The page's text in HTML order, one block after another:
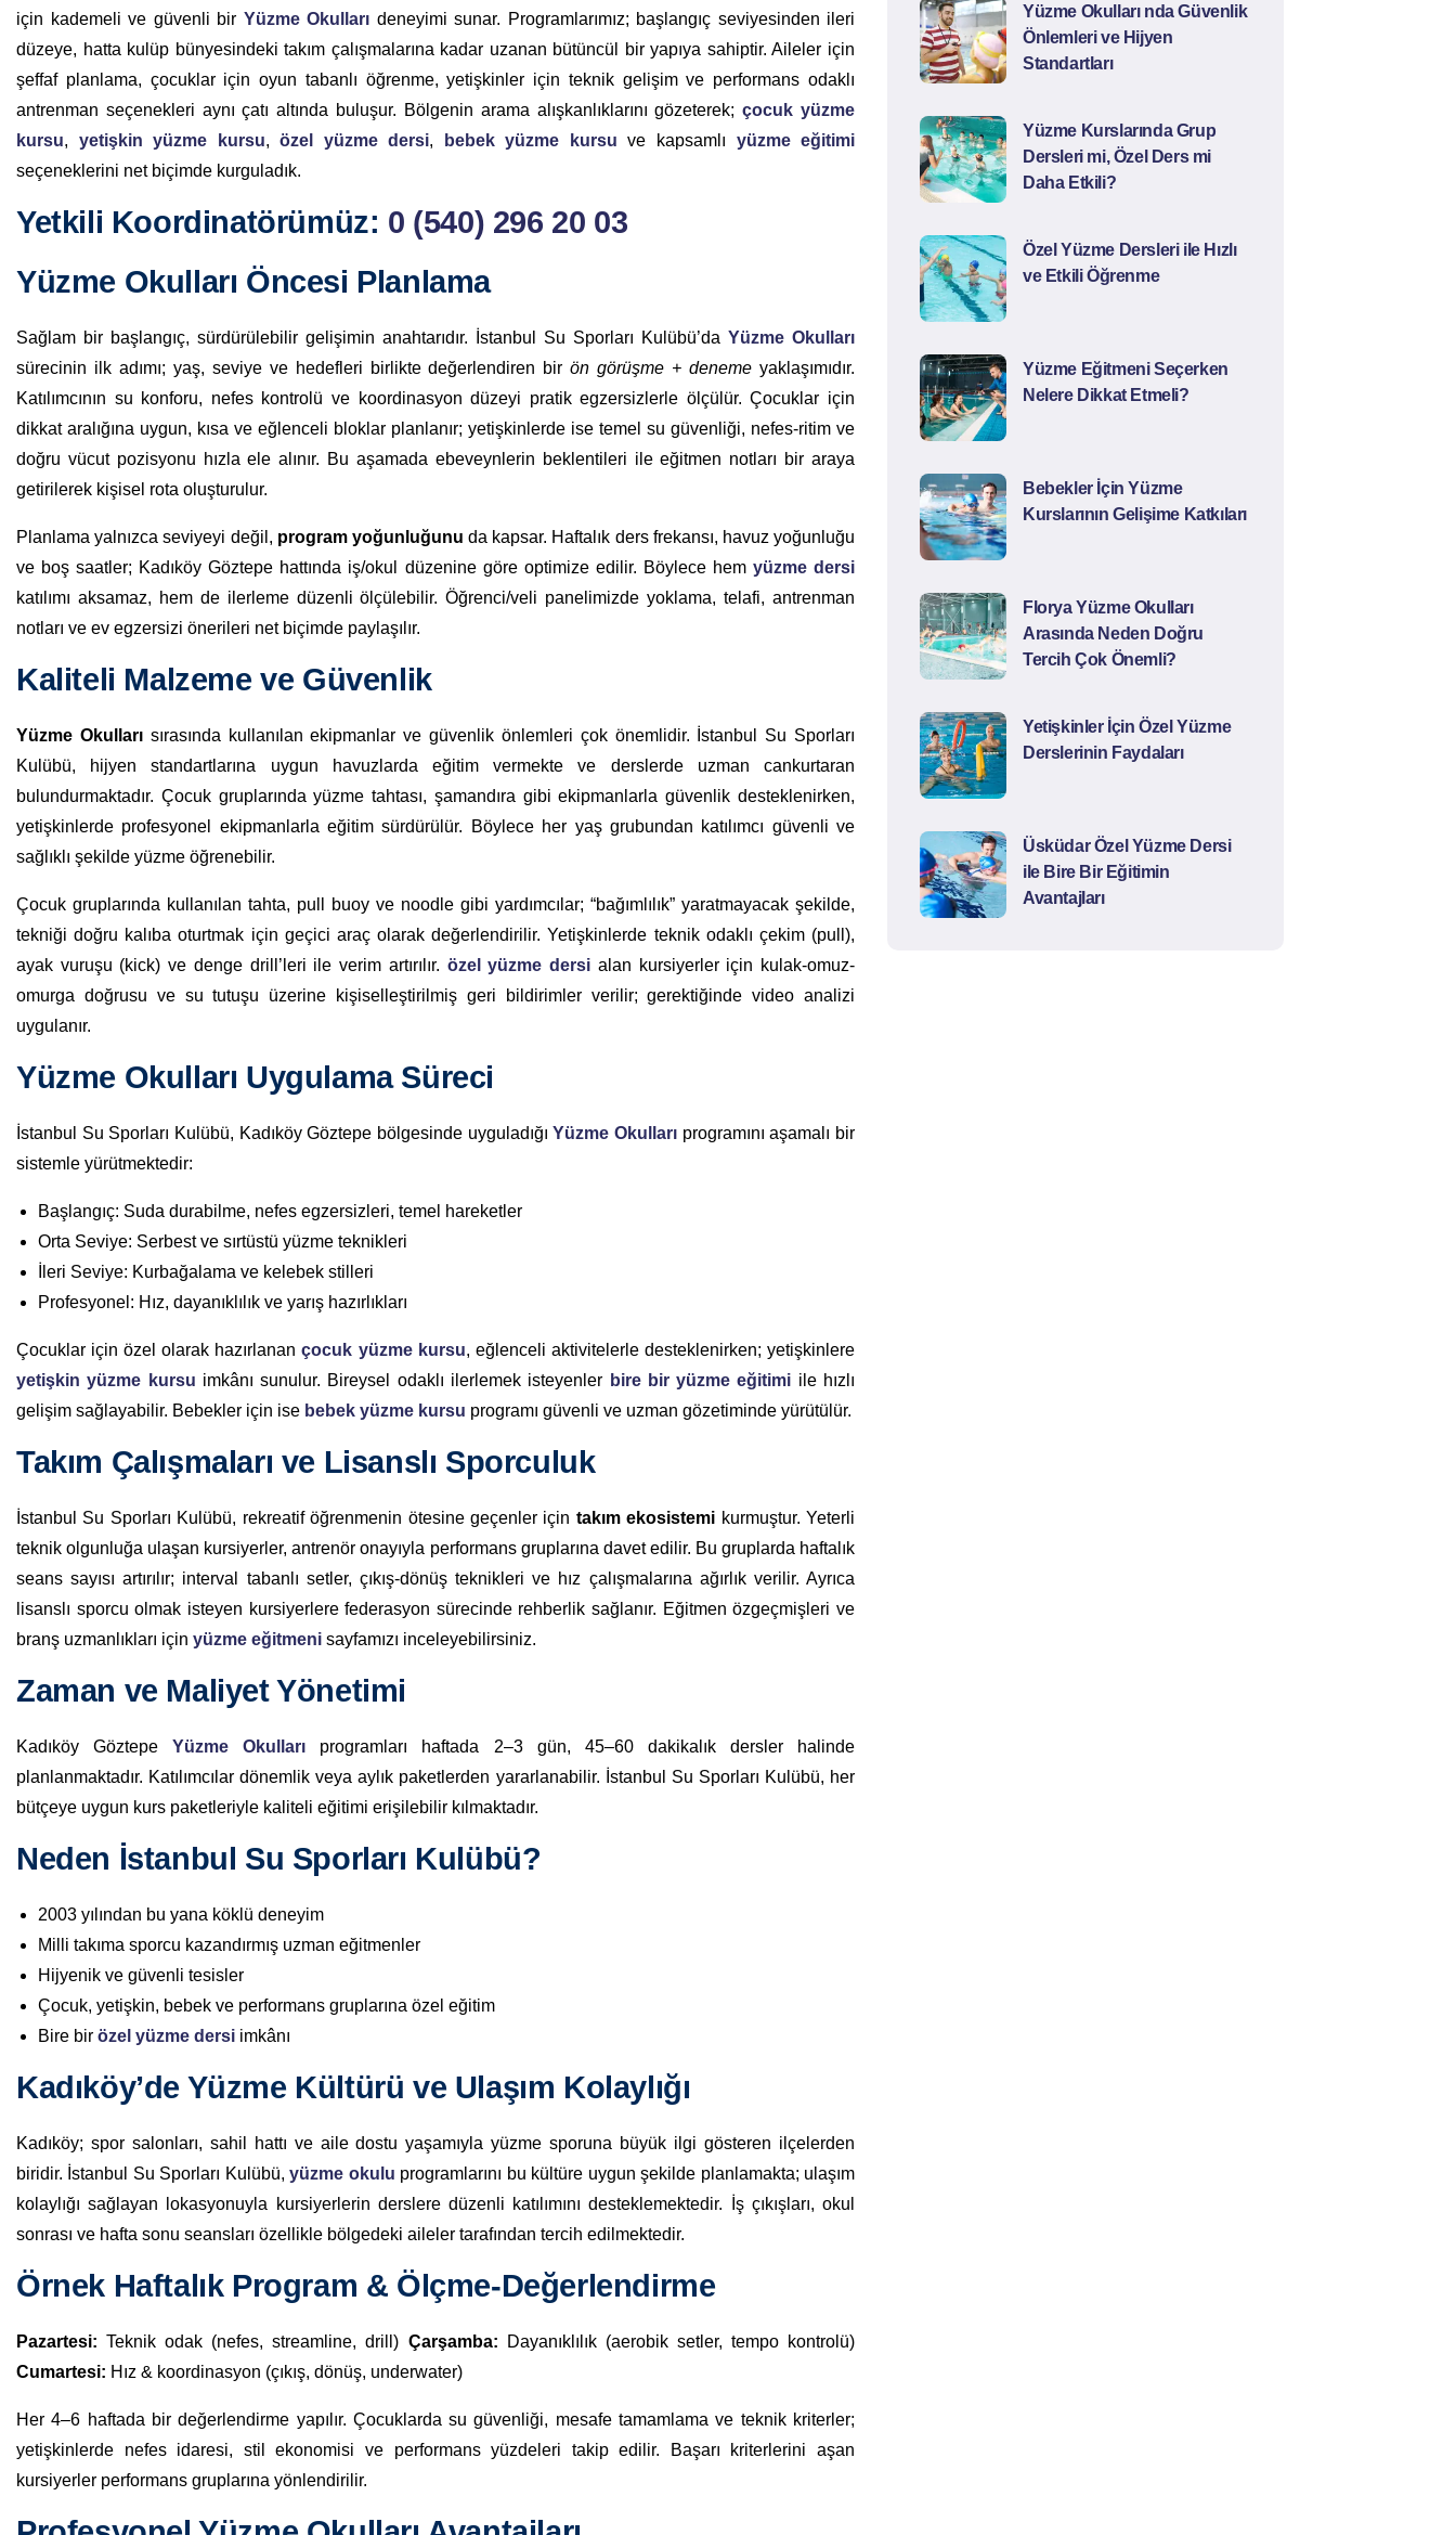
için kademeli ve güvenli bir Yüzme Okulları deneyimi sunar. Programlarımız; başlangıç seviyesinden ileri
düzeye, hatta kulüp bünyesindeki takım çalışmalarına kadar uzanan bütüncül bir yapıya sahiptir. Aileler için
şeffaf planlama, çocuklar için oyun tabanlı öğrenme, yetişkinler için teknik gelişim ve performans odaklı
antrenman seçenekleri aynı çatı altında buluşur. Bölgenin arama alışkanlıklarını gözeterek;çocuk yüzme
kursu, yetişkin yüzme kursu,özel yüzme dersi, bebek yüzme kursu ve kapsamlı yüzme eğitimi
seçeneklerini net biçimde kurguladık.
Yetkili Koordinatörümüz: 0 (540) 296 20 03
Yüzme Okulları Öncesi Planlama
Sağlam bir başlangıç, sürdürülebilir gelişimin anahtarıdır. İstanbul Su Sporları Kulübü’da Yüzme Okulları
sürecinin ilk adımı; yaş, seviye ve hedefleri birlikte değerlendiren birön görüşme + deneme yaklaşımıdır.
Katılımcının su konforu, nefes kontrolü ve koordinasyon düzeyi pratik egzersizlerle ölçülür. Çocuklar için
dikkat aralığına uygun, kısa ve eğlenceli bloklar planlanır; yetişkinlerde ise temel su güvenliği, nefes-ritim ve
doğru vücut pozisyonu hızla ele alınır. Bu aşamada ebeveynlerin beklentileri ile eğitmen notları bir araya
getirilerek kişisel rota oluşturulur.
Planlama yalnızca seviyeyi değil, program yoğunluğunu da kapsar. Haftalık ders frekansı, havuz yoğunluğu
ve boş saatler; Kadıköy Göztepe hattında iş/okul düzenine göre optimize edilir. Böylece hem yüzme dersi
katılımı aksamaz, hem de ilerleme düzenli ölçülebilir. Öğrenci/veli panelimizde yoklama, telafi, antrenman
notları ve ev egzersizi önerileri net biçimde paylaşılır.
Kaliteli Malzeme ve Güvenlik
Yüzme Okullarısırasında kullanılan ekipmanlar ve güvenlik önlemleri çok önemlidir. İstanbul Su Sporları
Kulübü, hijyen standartlarına uygun havuzlarda eğitim vermekte ve derslerde uzman cankurtaran
bulundurmaktadır. Çocuk gruplarında yüzme tahtası, şamandıra gibi ekipmanlarla güvenlik desteklenirken,
yetişkinlerde profesyonel ekipmanlarla eğitim sürdürülür. Böylece her yaş grubundan katılımcı güvenli ve
sağlıklı şekilde yüzme öğrenebilir.
Çocuk gruplarında kullanılan tahta, pull buoy ve noodle gibi yardımcılar; “bağımlılık” yaratmayacak şekilde,
tekniği doğru kalıba oturtmak için geçici araç olarak değerlendirilir. Yetişkinlerde teknik odaklı çekim (pull),
ayak vuruşu (kick) ve denge drill’leri ile verim artırılır. özel yüzme dersi alan kursiyerler için kulak-omuz-
omurga doğrusu ve su tutuşu üzerine kişiselleştirilmiş geri bildirimler verilir; gerektiğinde video analizi
uygulanır.
Yüzme Okulları Uygulama Süreci
İstanbul Su Sporları Kulübü, Kadıköy Göztepe bölgesinde uyguladığıYüzme Okulları programını aşamalı bir
sistemle yürütmektedir:
Başlangıç: Suda durabilme, nefes egzersizleri, temel hareketler
Orta Seviye: Serbest ve sırtüstü yüzme teknikleri
İleri Seviye: Kurbağalama ve kelebek stilleri
Profesyonel: Hız, dayanıklılık ve yarış hazırlıkları
Çocuklar için özel olarak hazırlanançocuk yüzme kursu, eğlenceli aktivitelerle desteklenirken; yetişkinlere
yetişkin yüzme kursu imkânı sunulur. Bireysel odaklı ilerlemek isteyenler bire bir yüzme eğitimi ile hızlı
gelişim sağlayabilir. Bebekler için ise bebek yüzme kursu programı güvenli ve uzman gözetiminde yürütülür.
Takım Çalışmaları ve Lisanslı Sporculuk
İstanbul Su Sporları Kulübü, rekreatif öğrenmenin ötesine geçenler için takım ekosistemi kurmuştur. Yeterli
teknik olgunluğa ulaşan kursiyerler, antrenör onayıyla performans gruplarına davet edilir. Bu gruplarda haftalık
seans sayısı artırılır; interval tabanlı setler, çıkış-dönüş teknikleri ve hız çalışmalarına ağırlık verilir. Ayrıca
lisanslı sporcu olmak isteyen kursiyerlere federasyon sürecinde rehberlik sağlanır. Eğitmen özgeçmişleri ve
branş uzmanlıkları için yüzme eğitmeni sayfamızı inceleyebilirsiniz.
Zaman ve Maliyet Yönetimi
Kadıköy GöztepeYüzme Okulları programları haftada 2–3 gün, 45–60 dakikalık dersler halinde
planlanmaktadır. Katılımcılar dönemlik veya aylık paketlerden yararlanabilir. İstanbul Su Sporları Kulübü, her
bütçeye uygun kurs paketleriyle kaliteli eğitimi erişilebilir kılmaktadır.
Neden İstanbul Su Sporları Kulübü?
2003 yılından bu yana köklü deneyim
Milli takıma sporcu kazandırmış uzman eğitmenler
Hijyenik ve güvenli tesisler
Çocuk, yetişkin, bebek ve performans gruplarına özel eğitim
Bire bir özel yüzme dersi imkânı
Kadıköy’de Yüzme Kültürü ve Ulaşım Kolaylığı
Kadıköy; spor salonları, sahil hattı ve aile dostu yaşamıyla yüzme sporuna büyük ilgi gösteren ilçelerden
biridir. İstanbul Su Sporları Kulübü,yüzme okulu programlarını bu kültüre uygun şekilde planlamakta; ulaşım
kolaylığı sağlayan lokasyonuyla kursiyerlerin derslere düzenli katılımını desteklemektedir. İş çıkışları, okul
sonrası ve hafta sonu seansları özellikle bölgedeki aileler tarafından tercih edilmektedir.
Örnek Haftalık Program & Ölçme-Değerlendirme
Pazartesi: Teknik odak (nefes, streamline, drill) Çarşamba: Dayanıklılık (aerobik setler, tempo kontrolü)
Cumartesi: Hız & koordinasyon (çıkış, dönüş, underwater)
Her 4–6 haftada bir değerlendirme yapılır. Çocuklarda su güvenliği, mesafe tamamlama ve teknik kriterler;
yetişkinlerde nefes idaresi, stil ekonomisi ve performans yüzdeleri takip edilir. Başarı kriterlerini aşan
kursiyerler performans gruplarına yönlendirilir.
Yüzme Okulları nda Güvenlik
Önlemleri ve Hijyen
Standartları
Yüzme Kurslarında Grup
Dersleri mi, Özel Ders mi
Daha Etkili?
Özel Yüzme Dersleri ile Hızlı
ve Etkili Öğrenme
Yüzme Eğitmeni Seçerken
Nelere Dikkat Etmeli?
Bebekler İçin Yüzme
Kurslarının Gelişime Katkıları
Florya Yüzme Okulları
Arasında Neden Doğru
Tercih Çok Önemli?
Yetişkinler İçin Özel Yüzme
Derslerinin Faydaları
Üsküdar Özel Yüzme Dersi
ile Bire Bir Eğitimin
Avantajları